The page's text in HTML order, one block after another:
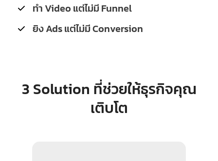
ทำ Video แต่ไม่มี Funnel
ยิง Ads แต่ไม่มี Conversion
3 Solution ที่ช่วยให้ธุรกิจคุณ
เติบโต